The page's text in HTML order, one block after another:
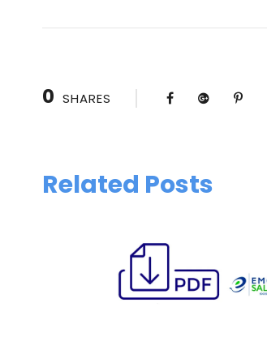
0 SHARES
Related Posts